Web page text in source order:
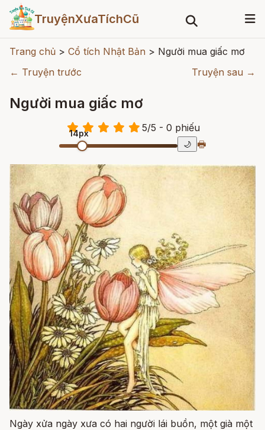
TruyệnXưaTíchCũ
Trang chủ > Cổ tích Nhật Bản > Người mua giấc mơ
← Truyện trước
Truyện sau →
Người mua giấc mơ
5/5 - 0 phiếu
14px
🌙 🖶
Ngày xửa ngày xưa có hai người lái buồn, một già một